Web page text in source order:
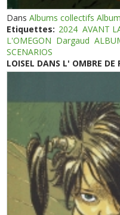
DansAlbums collectifs
Etiquettes: 2024 AVANT
L'OMEGON Dargaud
SCENARIOS
LOISEL DANS L' OMBRE DE